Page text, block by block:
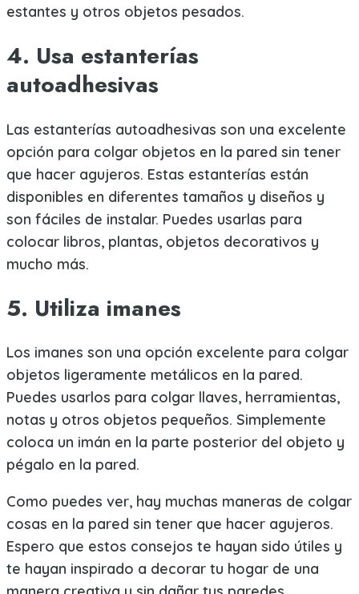
estantes y otros objetos pesados.
4. Usa estanterías
autoadhesivas
Las estanterías autoadhesivas son una excelente
opción para colgar objetos en la pared sin tener
que hacer agujeros. Estas estanterías están
disponibles en diferentes tamaños y diseños y
son fáciles de instalar. Puedes usarlas para
colocar libros, plantas, objetos decorativos y
mucho más.
5. Utiliza imanes
Los imanes son una opción excelente para colgar
objetos ligeramente metálicos en la pared.
Puedes usarlos para colgar llaves, herramientas,
notas y otros objetos pequeños. Simplemente
coloca un imán en la parte posterior del objeto y
pégalo en la pared.
Como puedes ver, hay muchas maneras de colgar
cosas en la pared sin tener que hacer agujeros.
Espero que estos consejos te hayan sido útiles y
te hayan inspirado a decorar tu hogar de una